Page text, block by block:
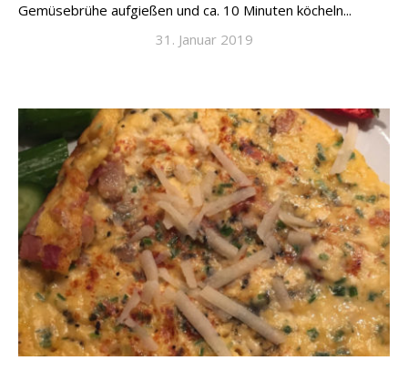
Gemüsebrühe aufgießen und ca. 10 Minuten köcheln...
31. Januar 2019